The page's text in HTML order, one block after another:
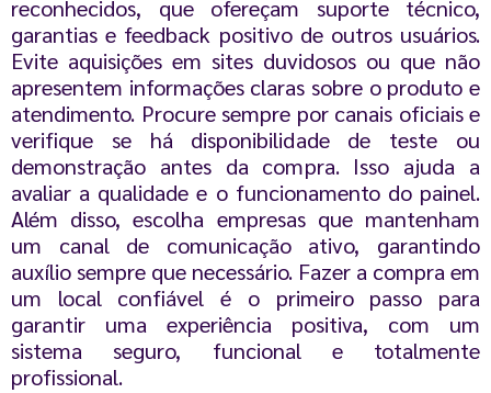
reconhecidos, que ofereçam suporte técnico,
garantias e feedback positivo de outros usuários.
Evite aquisições em sites duvidosos ou que não
apresentem informações claras sobre o produto e
atendimento. Procure sempre por canais oficiais e
verifique se há disponibilidade de teste ou
demonstração antes da compra. Isso ajuda a
avaliar a qualidade e o funcionamento do painel.
Além disso, escolha empresas que mantenham
um canal de comunicação ativo, garantindo
auxílio sempre que necessário. Fazer a compra em
um local confiável é o primeiro passo para
garantir uma experiência positiva, com um
sistema seguro, funcional e totalmente
profissional.